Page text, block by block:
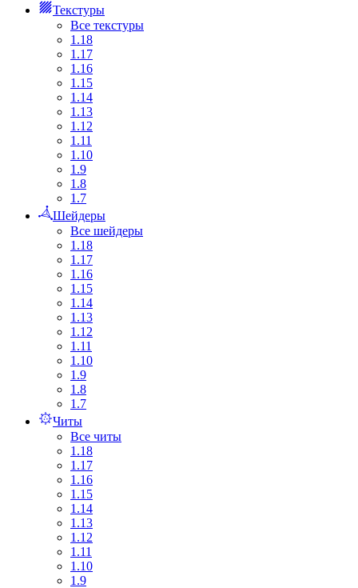
Текстуры
Все текстуры
1.18
1.17
1.16
1.15
1.14
1.13
1.12
1.11
1.10
1.9
1.8
1.7
Шейдеры
Все шейдеры
1.18
1.17
1.16
1.15
1.14
1.13
1.12
1.11
1.10
1.9
1.8
1.7
Читы
Все читы
1.18
1.17
1.16
1.15
1.14
1.13
1.12
1.11
1.10
1.9